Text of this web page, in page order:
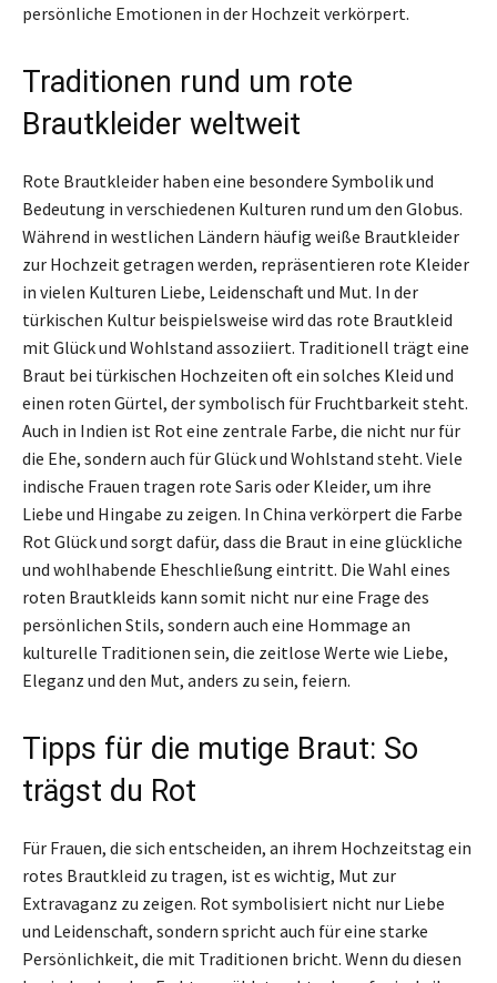
persönliche Emotionen in der Hochzeit verkörpert.
Traditionen rund um rote
Brautkleider weltweit
Rote Brautkleider haben eine besondere Symbolik und
Bedeutung in verschiedenen Kulturen rund um den Globus.
Während in westlichen Ländern häufig weiße Brautkleider
zur Hochzeit getragen werden, repräsentieren rote Kleider
in vielen Kulturen Liebe, Leidenschaft und Mut. In der
türkischen Kultur beispielsweise wird das rote Brautkleid
mit Glück und Wohlstand assoziiert. Traditionell trägt eine
Braut bei türkischen Hochzeiten oft ein solches Kleid und
einen roten Gürtel, der symbolisch für Fruchtbarkeit steht.
Auch in Indien ist Rot eine zentrale Farbe, die nicht nur für
die Ehe, sondern auch für Glück und Wohlstand steht. Viele
indische Frauen tragen rote Saris oder Kleider, um ihre
Liebe und Hingabe zu zeigen. In China verkörpert die Farbe
Rot Glück und sorgt dafür, dass die Braut in eine glückliche
und wohlhabende Eheschließung eintritt. Die Wahl eines
roten Brautkleids kann somit nicht nur eine Frage des
persönlichen Stils, sondern auch eine Hommage an
kulturelle Traditionen sein, die zeitlose Werte wie Liebe,
Eleganz und den Mut, anders zu sein, feiern.
Tipps für die mutige Braut: So
trägst du Rot
Für Frauen, die sich entscheiden, an ihrem Hochzeitstag ein
rotes Brautkleid zu tragen, ist es wichtig, Mut zur
Extravaganz zu zeigen. Rot symbolisiert nicht nur Liebe
und Leidenschaft, sondern spricht auch für eine starke
Persönlichkeit, die mit Traditionen bricht. Wenn du diesen